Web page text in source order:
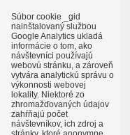
Súbor cookie _gid
nainštalovaný službou
Google Analytics ukladá
informácie o tom, ako
návštevníci používajú
webovú stránku, a zároveň
vytvára analytickú správu o
výkonnosti webovej
lokality. Niektoré zo
zhromažďovaných údajov
zahŕňajú počet
návštevníkov, ich zdroj a